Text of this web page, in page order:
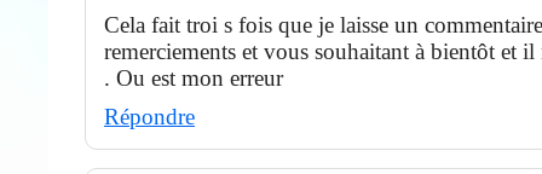
Cela fait troi s fois que je laisse un
remerciements et vous souhaitant à bientôt et il
. Ou est mon erreur
Répondre